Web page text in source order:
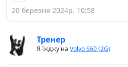
20 березня 2024р. 10:58
Тренер
Я їжджу на Volvo S60 (2G)